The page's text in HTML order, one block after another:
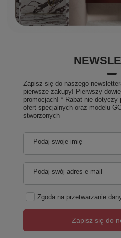
Zapisz się do naszego
pierwsze zakupy! Pierwszy
promocjach! * Rabat nie dotyczy
ofert specjalnych oraz modelu
stworzonych
Podaj swoje imię
Podaj swój adres e-mail
Zgoda na przetwarzanie
Zapisz się do